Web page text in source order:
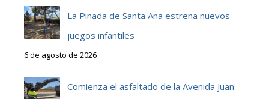
La Pinada de Santa Ana estrena nuevos
juegos infantiles
6 de agosto de 2026
Comienza el asfaltado de la Avenida Juan